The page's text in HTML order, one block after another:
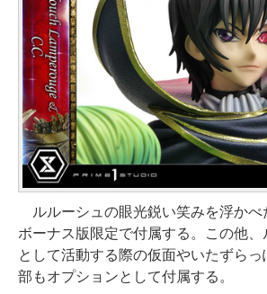
ルルーシュの眼光鋭い笑みを浮かべ
ボーナス版限定で付属する。この他、
として活動する際の仮面やいたずら
部もオプションとして付属する。